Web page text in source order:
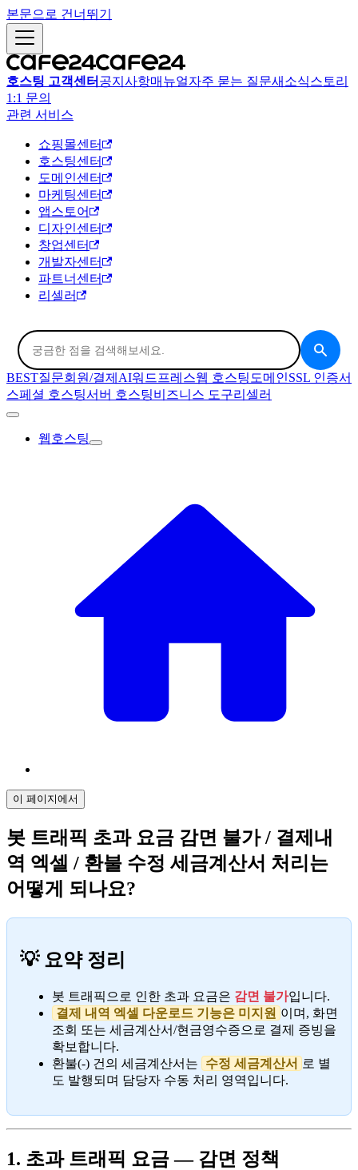
본문으로 건너뛰기
호스팅 고객센터 공지사항매뉴얼자주 묻는 질문새소식스토리
1:1 문의
관련 서비스
쇼핑몰센터
호스팅센터
도메인센터
마케팅센터
앱스토어
디자인센터
창업센터
개발자센터
파트너센터
리셀러
BEST질문회원/결제 AI워드프레스웹 호스팅 도메인SSL 인증서
스페셜 호스팅서버 호스팅비즈니스 도구리셀러
웹호스팅
이 페이지에서
봇 트래픽 초과 요금 감면 불가 / 결제내
역 엑셀 / 환불 수정 세금계산서 처리는
어떻게 되나요?
💡 요약 정리
봇 트래픽으로 인한 초과 요금은 감면 불가입니다.
결제 내역 엑셀 다운로드 기능은 미지원 이며, 화면
조회 또는 세금계산서/현금영수증으로 결제 증빙을
확보합니다.
환불(-) 건의 세금계산서는
수정 세금계산서 로 별
도 발행되며 담당자 수동 처리 영역입니다.
1. 초과 트래픽 요금 — 감면 정책